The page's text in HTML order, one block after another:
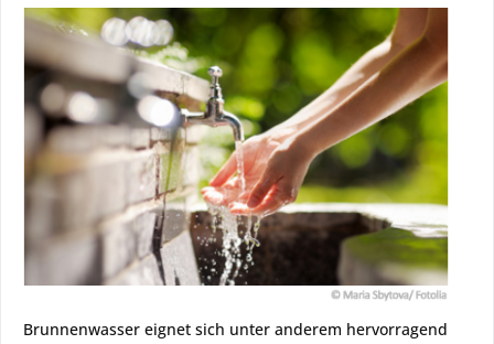
Brunnenwasser eignet sich unter anderem hervorragend